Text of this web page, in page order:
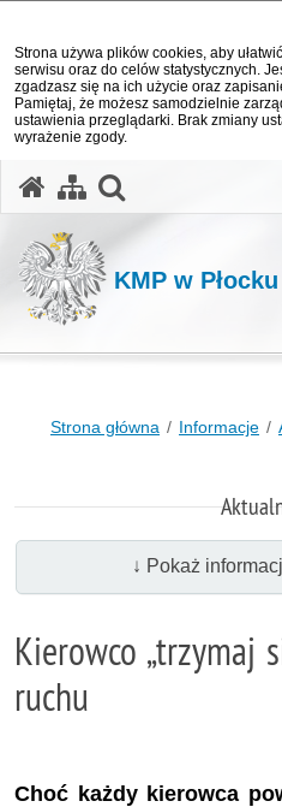
Strona używa plików cookies, aby
serwisu oraz do celów statystycznych.
zgadzasz się na ich użycie oraz
Pamiętaj, że możesz samodzielnie
ustawienia przeglądarki. Brak zmiany
wyrażenie zgody.
KMP w Płocku
Strona główna Informacje
↓ Pokaż
Kierowco „trzymaj
ruchu
Choć każdy kierowca